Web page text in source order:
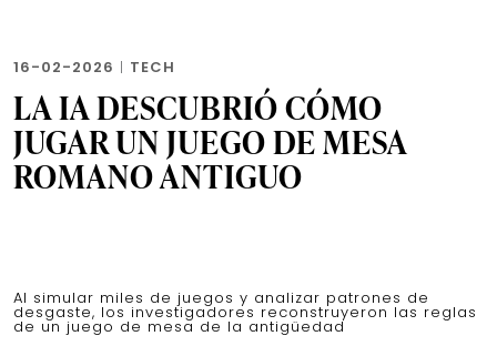
16-02-2026 | TECH
LA IA DESCUBRIÓ CÓMO
JUGAR UN JUEGO DE MESA
ROMANO ANTIGUO
Al simular miles de juegos y analizar patrones de
desgaste, los investigadores reconstruyeron las reglas
de un juego de mesa de la antigüedad